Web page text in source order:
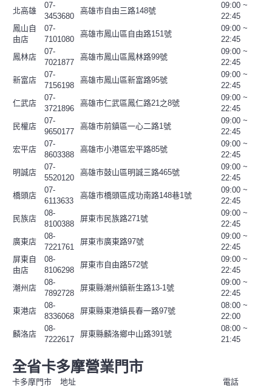
北高雄
07-
3453680
高雄市自由三路148號
09:00 ~
22:45
鳳山自
由店
07-
7101080
高雄市鳳山區自由路151號
09:00 ~
22:45
鳳林店
07-
7021877
高雄市鳳山區鳳林路99號
09:00 ~
22:45
新富店
07-
7156198
高雄市鳳山區新富路95號
09:00 ~
22:45
仁武店
07-
3721896
高雄市仁武區鳳仁路21之8號
09:00 ~
22:45
民權店
07-
9650177
高雄市前鎮區一心二路1號
09:00 ~
22:45
宏平店
07-
8603388
高雄市小港區宏平路85號
09:00 ~
22:45
明誠店
07-
5520120
高雄市鼓山區明誠三路465號
09:00 ~
22:45
橋頭店
07-
6113633
高雄市橋頭區成功南路148巷1號
09:00 ~
22:45
民族店
08-
8100388
屏東市民族路271號
09:00 ~
22:45
廣東店
08-
7221761
屏東市廣東路97號
09:00 ~
22:45
屏東自
由店
08-
8106298
屏東市自由路572號
09:00 ~
22:45
潮州店
08-
7892728
屏東縣潮州鎮新生路13-1號
09:00 ~
22:45
東港店
08-
8336068
屏東縣東港鎮長春一路97號
08:00 ~
22:00
麟洛店
08-
7222617
屏東縣麟洛鄉中山路391號
08:00 ~
21:45
全省卡多摩營業門市
卡多摩門市 地址
電話